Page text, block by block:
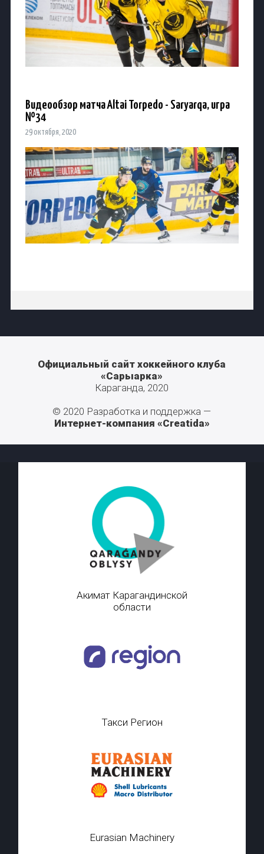
Видеообзор матча Altai Torpedo - Saryarqa, игра
№34
29 октября, 2020
Официальный сайт хоккейного клуба
«Сарыарка»
Караганда, 2020
© 2020 Разработка и поддержка —
Интернет-компания «Creatida»
Акимат Карагандинской
области
Такси Регион
Eurasian Machinery